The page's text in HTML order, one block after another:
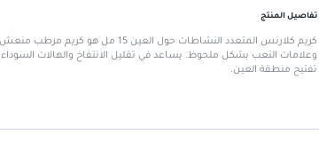
تفاصيل المنتج
كريم كلارنس المتعدد النشاطات حول العين
وعلامات التعب بشكل ملحوظ. يساعد في تقليل الانتفاخ والهالات
تفتيح منطقة العين.
تركيبة مضادة للشيخوخة:تحارب علامات التقدم في السن